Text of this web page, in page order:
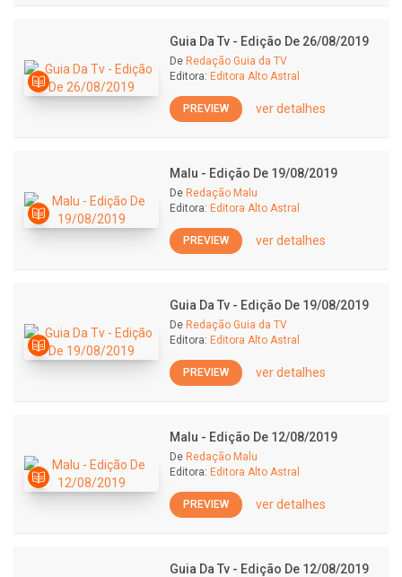
Guia Da Tv - Edição De 26/08/2019
De Redação Guia da TV
Editora: Editora Alto Astral
PREVIEW ver detalhes
Malu - Edição De 19/08/2019
De Redação Malu
Editora: Editora Alto Astral
PREVIEW ver detalhes
Guia Da Tv - Edição De 19/08/2019
De Redação Guia da TV
Editora: Editora Alto Astral
PREVIEW ver detalhes
Malu - Edição De 12/08/2019
De Redação Malu
Editora: Editora Alto Astral
PREVIEW ver detalhes
Guia Da Tv - Edição De 12/08/2019